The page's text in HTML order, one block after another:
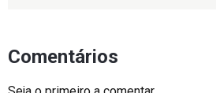
Comentários